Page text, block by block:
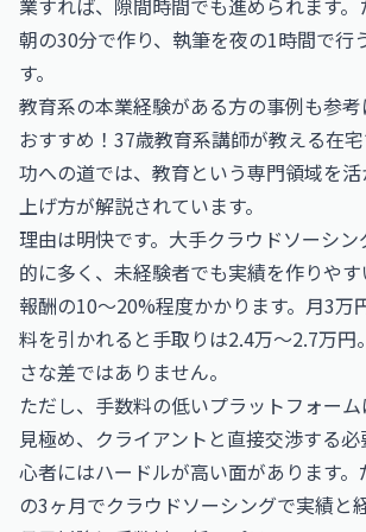
業すれば、隙間時間でも進められます
朝の30分で作り、執筆を夜の1時間で行
す。
教育系の本業経験がある方の事例も参考
おすすめ！37歳教育系講師が教える在
功への道では、教育という専門領域を
上げ方が解説されています。
理由は明快です。大手クラウドソーシ
的に多く、未経験者でも実績を作りや
報酬の10〜20%程度かかります。月3万
料を引かれると手取りは2.4万〜2.7万円
さな差ではありません。
ただし、手数料の低いプラットフォー
見極め、クライアントと直接交渉する
心者にはハードルが高い面があります
の3ヶ月でクラウドソーシングで実績と